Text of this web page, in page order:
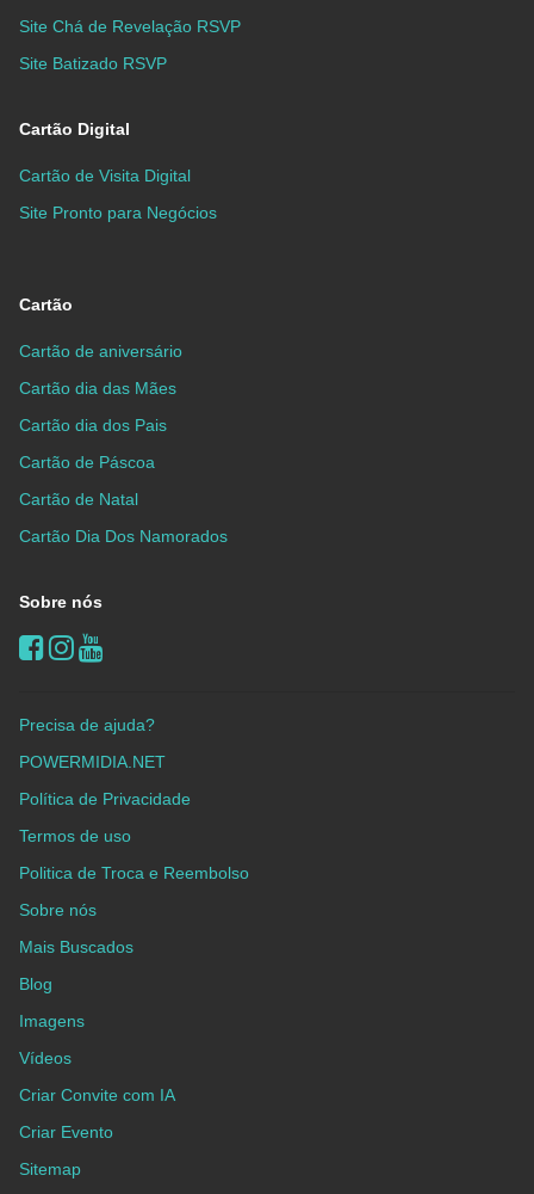
Site Chá de Revelação RSVP
Site Batizado RSVP
Cartão Digital
Cartão de Visita Digital
Site Pronto para Negócios
Cartão
Cartão de aniversário
Cartão dia das Mães
Cartão dia dos Pais
Cartão de Páscoa
Cartão de Natal
Cartão Dia Dos Namorados
Sobre nós
Precisa de ajuda?
POWERMIDIA.NET
Política de Privacidade
Termos de uso
Politica de Troca e Reembolso
Sobre nós
Mais Buscados
Blog
Imagens
Vídeos
Criar Convite com IA
Criar Evento
Sitemap